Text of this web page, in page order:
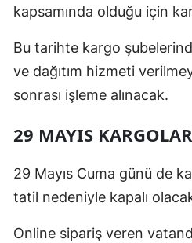
kapsamında olduğu için
Bu tarihte kargo
ve dağıtım hizmeti
sonrası işleme alınacak.
29 MAYIS
29 Mayıs Cuma günü de
tatil nedeniyle kapalı
Online sipariş veren